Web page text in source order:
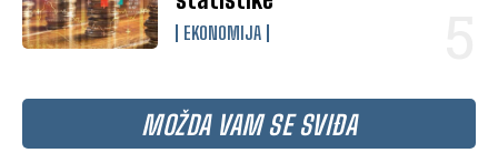
EKONOMIJA
MOŽDA VAM SE SVIĐA